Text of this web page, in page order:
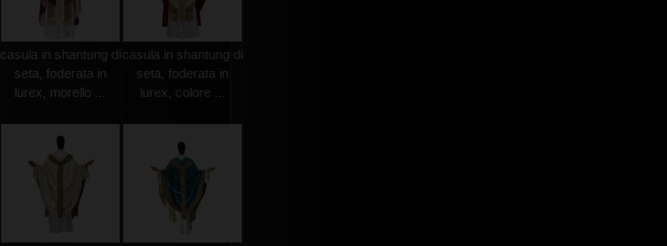
casula in shantung di
seta, foderata in
lurex, morello ...
casula in shantung di
seta, foderata in
lurex, colore ...